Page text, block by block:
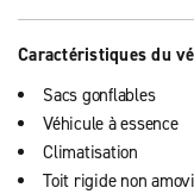
Caractéristiques du
Sacs gonflables
Véhicule à essence
Climatisation
Toit rigide non